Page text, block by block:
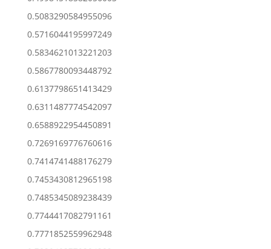
0.5083290584955096
0.5716044195997249
0.5834621013221203
0.5867780093448792
0.6137798651413429
0.6311487774542097
0.6588922954450891
0.7269169776760616
0.7414741488176279
0.7453430812965198
0.7485345089238439
0.7744417082791161
0.7771852559962948